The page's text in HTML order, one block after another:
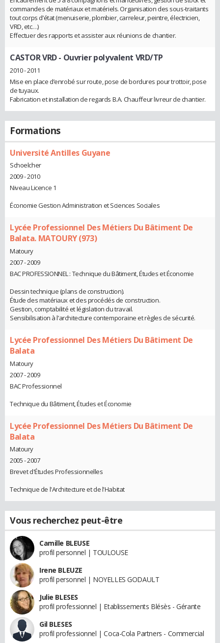
commandes de matériaux et matériels. Organisation des sous-traitants
tout corps d’état (menuiserie, plombier, carreleur, peintre, électricien,
VRD, etc…)
Effectuer des rapports et assister aux réunions de chantier.
CASTOR VRD- Ouvrier polyvalent VRD/TP
2010 - 2011
Mise en place d’enrobé sur route, pose de bordures pour trottoir, pose
de tuyaux.
Fabrication et installation de regards B.A. Chauffeur livreur de chantier.
Formations
Université Antilles Guyane
Schoelcher
2009 - 2010
Niveau Licence 1
Économie Gestion Administration et Sciences Sociales
Lycée Professionnel Des Métiers Du Bâtiment De
Balata. MATOURY (973)
Matoury
2007 - 2009
BAC PROFESSIONNEL : Technique du Bâtiment, Études et Économie
Dessin technique (plans de construction).
Étude des matériaux et des procédés de construction.
Gestion, comptabilité et législation du travail.
Sensibilisation à l’architecture contemporaine et règles de sécurité.
Lycée Professionnel Des Métiers Du Bâtiment De
Balata
Matoury
2007 - 2009
BAC Professionnel
Technique du Bâtiment, Études et Économie
Lycée Professionnel Des Métiers Du Bâtiment De
Balata
Matoury
2005 - 2007
Brevet d'Études Professionnelles
Technique de l'Architecture et de l'Habitat
Vous recherchez peut-être
Camille BLEUSE
profil personnel | TOULOUSE
Irene BLEUZE
profil personnel | NOYELLES GODAULT
Julie BLESES
profil professionnel | Etablissements Blésès - Gérante
Gil BLESES
profil professionnel | Coca-Cola Partners - Commercial